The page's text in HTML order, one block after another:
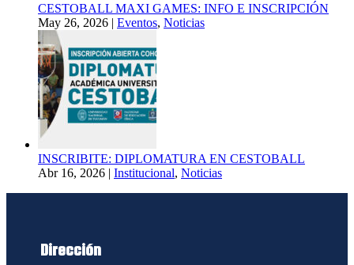
CESTOBALL MAXI GAMES: INFO E INSCRIPCIÓN
May 26, 2026 | Eventos, Noticias
INSCRIBITE: DIPLOMATURA EN CESTOBALL
Abr 16, 2026 | Institucional, Noticias
Dirección